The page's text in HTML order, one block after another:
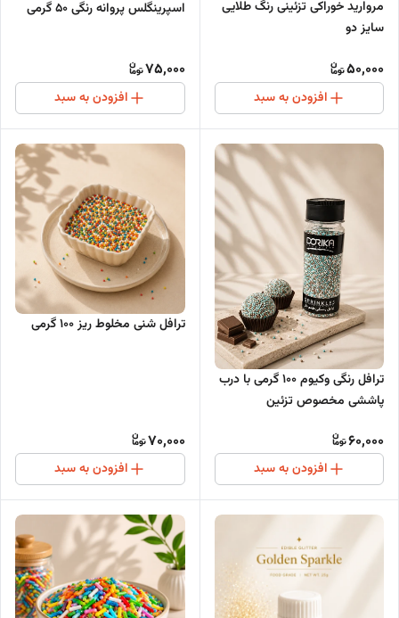
مروارید خوراکی تزئینی رنگ طلایی
سایز دو
50,000
افزودن به سبد
اسپرینگلس پروانه رنگی ۵۰ گرمی
75,000
افزودن به سبد
ترافل رنگی وکیوم 100 گرمی با درب
پاششی مخصوص تزئین
60,000
افزودن به سبد
ترافل شنی مخلوط ریز 100 گرمی
70,000
افزودن به سبد